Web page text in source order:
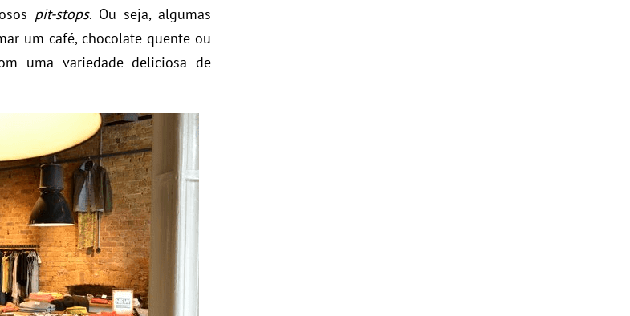
pit-stops. Ou seja, algumas
um café, chocolate quente ou
uma variedade deliciosa de